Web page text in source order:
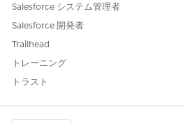
Salesforce システム管理者
Salesforce 開発者
Trailhead
トレーニング
トラスト